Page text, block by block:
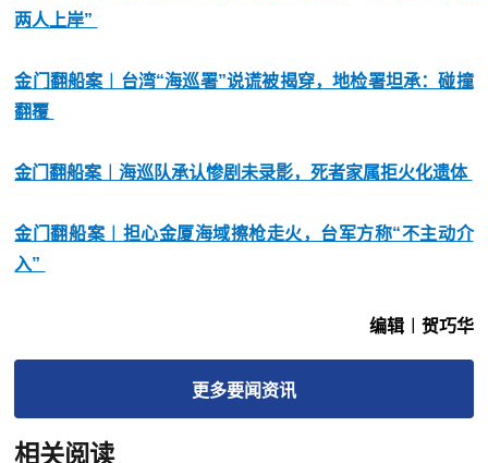
两人上岸”
金门翻船案︱台湾“海巡署”说谎被揭穿，地检署坦承：碰撞
翻覆
金门翻船案︱海巡队承认惨剧未录影，死者家属拒火化遗体
金门翻船案︱担心金厦海域擦枪走火，台军方称“不主动介
入”
编辑︱贺巧华
更多要闻资讯
相关阅读